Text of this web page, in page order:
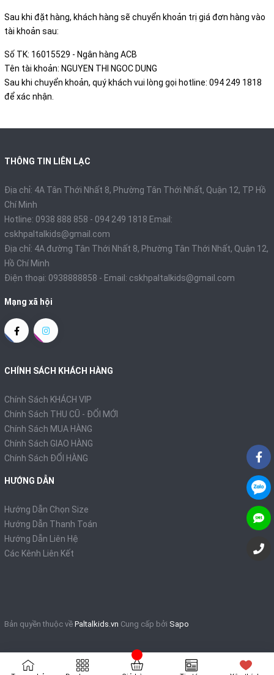
Sau khi đặt hàng, khách hàng sẽ chuyển khoản trị giá đơn hàng vào
tài khoản sau:
Số TK: 16015529 - Ngân hàng ACB
Tên tài khoản: NGUYEN THI NGOC DUNG
Sau khi chuyển khoản, quý khách vui lòng gọi hotline: 094 249 1818
để xác nhận.
THÔNG TIN LIÊN LẠC
Địa chỉ: 4A Tân Thới Nhất 8, Phường Tân Thới Nhất, Quận 12, TP Hồ
Chí Minh
Hotline: 0938 888 858 - 094 249 1818 Email:
cskhpaltalkids@gmail.com
Địa chỉ: 4A đường Tân Thới Nhất 8, Phường Tân Thới Nhất, Quận 12,
Hồ Chí Minh
Điện thoại: 0938888858 - Email: cskhpaltalkids@gmail.com
Mạng xã hội
CHÍNH SÁCH KHÁCH HÀNG
Chính Sách KHÁCH VIP
Chính Sách THU CŨ - ĐỔI MỚI
Chính Sách MUA HÀNG
Chính Sách GIAO HÀNG
Chính Sách ĐỔI HÀNG
HƯỚNG DẪN
Hướng Dẫn Chọn Size
Hướng Dẫn Thanh Toán
Hướng Dẫn Liên Hệ
Các Kênh Liên Kết
Bản quyền thuộc về Paltalkids.vn Cung cấp bởi Sapo